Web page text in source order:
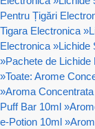
Pentru Țigări
Tigara Electronica »
Electronica »Lichide
»Pachete de
»Toate: Arome
»Aroma
Puff Bar 10ml »
e-Potion 10ml »